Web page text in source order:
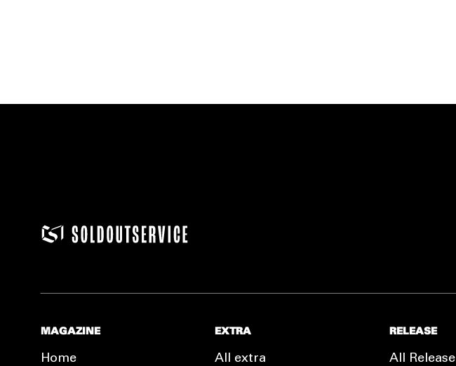
MAGAZINE
Home
EXTRA
All extra
RELEASE
All Release